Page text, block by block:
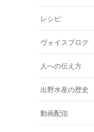
レシピ
ヴォイスブログ
人への伝え方
出野水産の歴史
動画配信